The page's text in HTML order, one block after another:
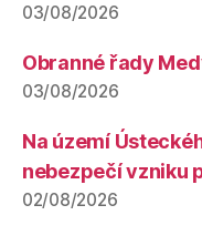
03/08/2026
Obranné řady
03/08/2026
Na území
nebezpečí vzniku
02/08/2026